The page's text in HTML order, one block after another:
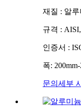
재질 : 알루
규격 :
인증서 :
폭:
문의 세부